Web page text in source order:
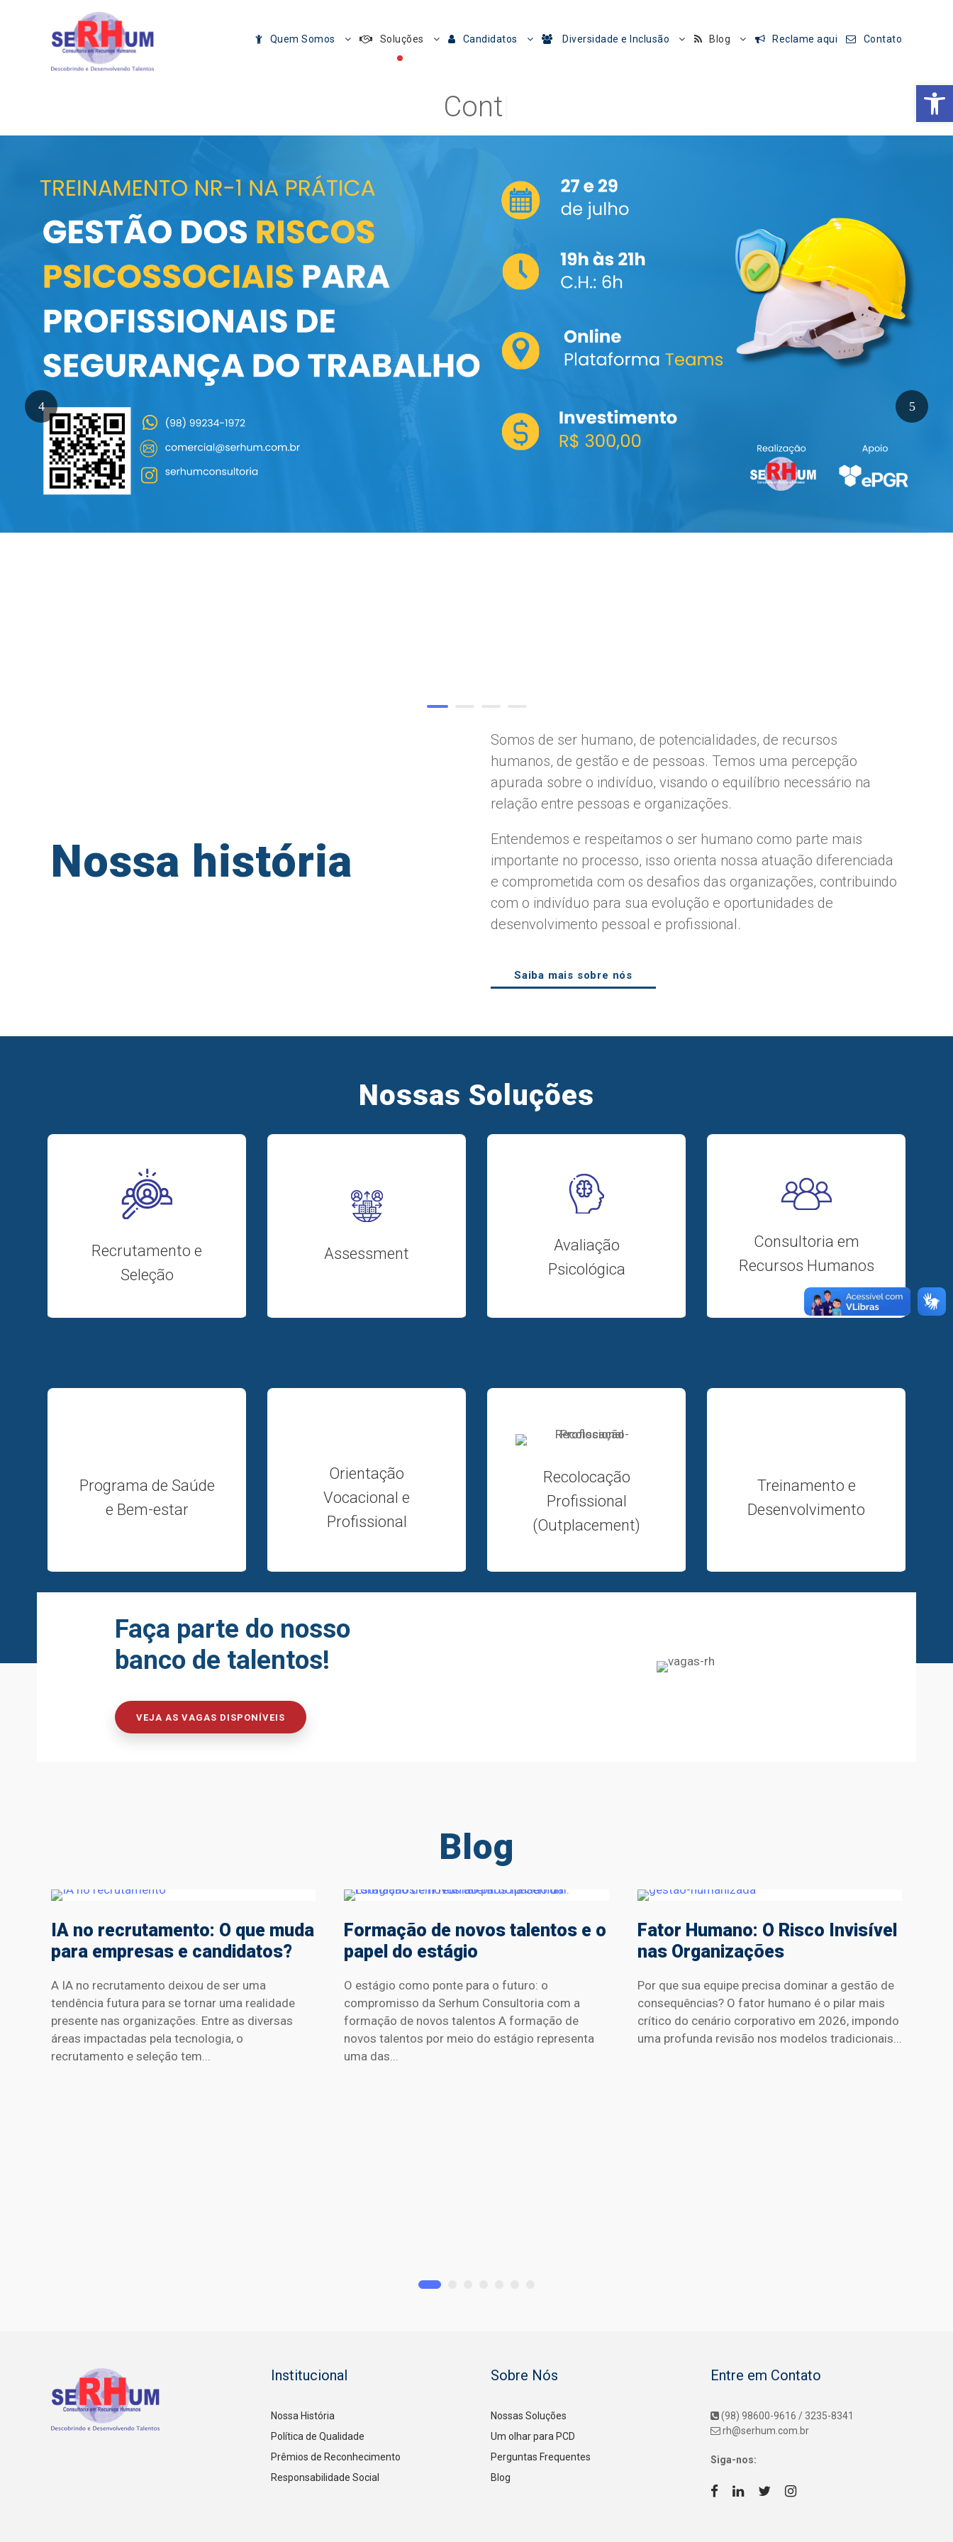
Barra de Ferramentas Aberta
Quem Somos Soluções Candidatos Diversidade e Inclusão Blog Reclame aqui Contato
Contribuir, son
Nossa história
Somos de ser humano, de potencialidades, de recursos
humanos, de gestão e de pessoas. Temos uma percepção
apurada sobre o indivíduo, visando o equilíbrio necessário na
relação entre pessoas e organizações.
Entendemos e respeitamos o ser humano como parte mais
importante no processo, isso orienta nossa atuação diferenciada
e comprometida com os desafios das organizações, contribuindo
com o indivíduo para sua evolução e oportunidades de
desenvolvimento pessoal e profissional.
Saiba mais sobre nós
Nossas Soluções
Recrutamento e
Seleção
Assessment
Avaliação
Psicológica
Consultoria em
Recursos Humanos
Programa de Saúde
e Bem-estar
Orientação
Vocacional e
Profissional
Recolocação
Profissional
(Outplacement)
Treinamento e
Desenvolvimento
Faça parte do nosso
banco de talentos!
VEJA AS VAGAS DISPONÍVEIS
Blog
IA no recrutamento: O que muda
para empresas e candidatos?
A IA no recrutamento deixou de ser uma
tendência futura para se tornar uma realidade
presente nas organizações. Entre as diversas
áreas impactadas pela tecnologia, o
recrutamento e seleção tem...
Formação de novos talentos e o
papel do estágio
O estágio como ponte para o futuro: o
compromisso da Serhum Consultoria com a
formação de novos talentos A formação de
novos talentos por meio do estágio representa
uma das...
Fator Humano: O Risco Invisível
nas Organizações
Por que sua equipe precisa dominar a gestão de
consequências? O fator humano é o pilar mais
crítico do cenário corporativo em 2026, impondo
uma profunda revisão nos modelos tradicionais...
Institucional
Nossa História
Política de Qualidade
Prêmios de Reconhecimento
Responsabilidade Social
Sobre Nós
Nossas Soluções
Um olhar para PCD
Perguntas Frequentes
Blog
Entre em Contato
(98) 98600-9616 / 3235-8341
rh@serhum.com.br
Siga-nos: